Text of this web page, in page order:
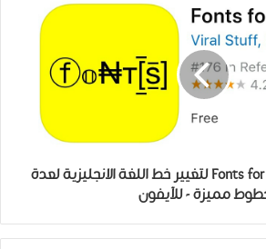
تحميل ﺗﻄﺒﻴﻖ Fonts for Snap ﻟﺘﻐﻴﻴﺮ ﺧﻂ اللغة ﺍﻻﻧﺠﻠﻴﺰﻳﺔ ﻟﻌﺪﺓ
ﻣﻤﻴﺰﺓ - للآيفون